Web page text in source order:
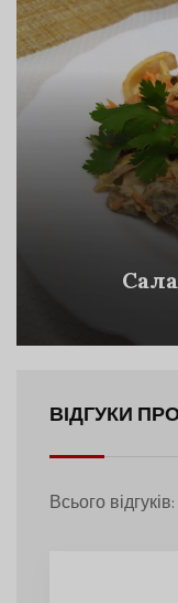
ВІДГУКИ
Всього відгуків: